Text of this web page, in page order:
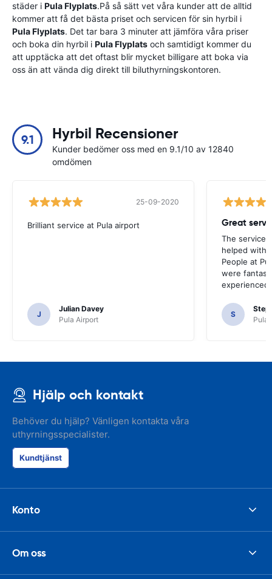
städer i Pula Flyplats.På så sätt vet våra kunder att de alltid
kommer att få det bästa priset och servicen för sin hyrbil i
Pula Flyplats. Det tar bara 3 minuter att jämföra våra priser
och boka din hyrbil i Pula Flyplats och samtidigt kommer du
att upptäcka att det oftast blir mycket billigare att boka via
oss än att vända dig direkt till biluthyrningskontoren.
9.1 Hyrbil Recensioner
Kunder bedömer oss med en 9.1/10 av 12840
omdömen
25-09-2020
Brilliant service at Pula airport
J
Julian Davey
Pula Airport
The service
helped with
People at
were
experienced
S
Pula
Hjälp och kontakt
Behöver du hjälp? Vänligen kontakta våra
uthyrningsspecialister.
Kundtjänst
Konto
Om oss